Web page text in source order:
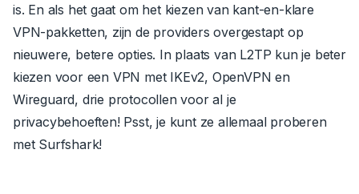
is. En als het gaat om het kiezen van kant-en-klare
VPN-pakketten, zijn de providers overgestapt op
nieuwere, betere opties. In plaats van L2TP kun je beter
kiezen voor een VPN met IKEv2, OpenVPN en
Wireguard, drie protocollen voor al je
privacybehoeften! Psst, je kunt ze allemaal proberen
met Surfshark!